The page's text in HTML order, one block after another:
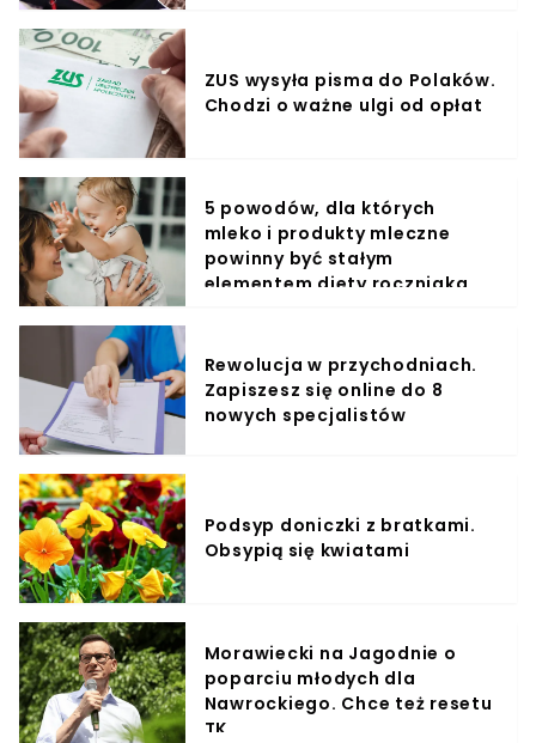
ZUS wysyła pisma do Polaków.
Chodzi o ważne ulgi od opłat
5 powodów, dla których
mleko i produkty mleczne
powinny być stałym
elementem diety roczniaka
Rewolucja w przychodniach.
Zapiszesz się online do 8
nowych specjalistów
Podsyp doniczki z bratkami.
Obsypią się kwiatami
Morawiecki na Jagodnie o
poparciu młodych dla
Nawrockiego. Chce też resetu
TK